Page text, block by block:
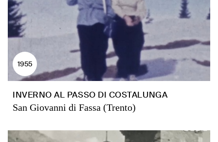
1955
INVERNO AL PASSO DI COSTALUNGA
San Giovanni di Fassa (Trento)